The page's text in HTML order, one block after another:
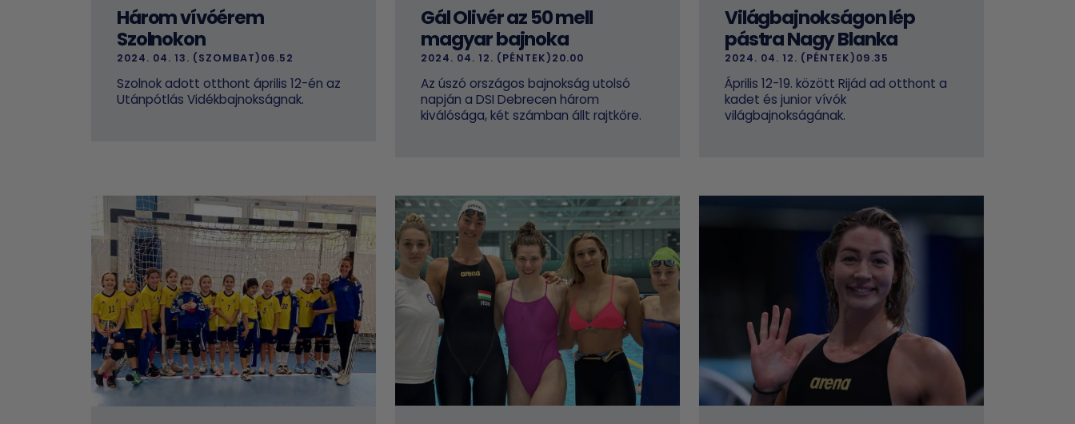
Három vívóérem
Szolnokon
2024. 04. 13. (SZOMBAT)06.52
Szolnok adott otthont április 12-én az
Utánpótlás Vidékbajnokságnak.
Gál Olivér az 50 mell
magyar bajnoka
2024. 04. 12. (PÉNTEK)20.00
Az úszó országos bajnokság utolsó
napján a DSI Debrecen három
kiválósága, két számban állt rajtkőre.
Világbajnokságon lép
pástra Nagy Blanka
2024. 04. 12. (PÉNTEK)09.35
Április 12-19. között Rijád ad otthont a
kadet és junior vívók
világbajnokságának.